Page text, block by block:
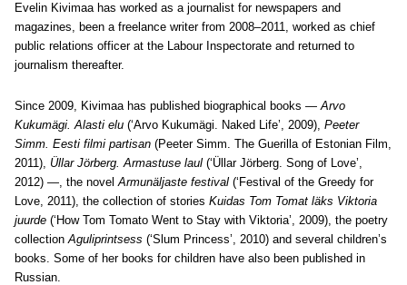
Evelin Kivimaa has worked as a journalist for newspapers and
magazines, been a freelance writer from 2008–2011, worked as chief
public relations officer at the Labour Inspectorate and returned to
journalism thereafter.
Since 2009, Kivimaa has published biographical books —Arvo
Kukumägi. Alasti elu (‘Arvo Kukumägi. Naked Life’, 2009), Peeter
Simm. Eesti filmi partisan (Peeter Simm. The Guerilla of Estonian Film,
2011), Üllar Jörberg. Armastuse laul (‘Üllar Jörberg. Song of Love’,
2012) —, the novelArmunäljaste festival (‘Festival of the Greedy for
Love, 2011), the collection of stories Kuidas Tom Tomat läks Viktoria
juurde (‘How Tom Tomato Went to Stay with Viktoria’, 2009), the poetry
collectionAguliprintsess (‘Slum Princess’, 2010) and several children’s
books. Some of her books for children have also been published in
Russian.